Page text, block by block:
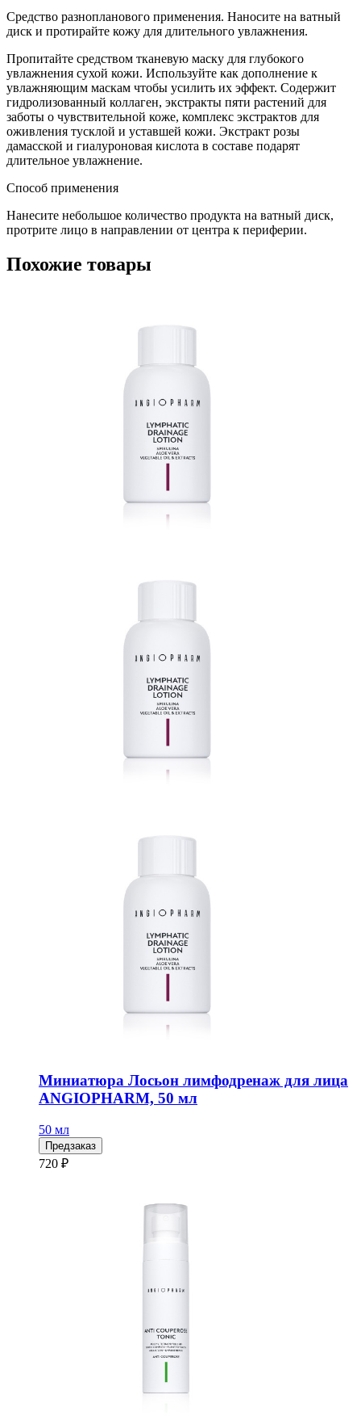
Средство разнопланового применения. Наносите на ватный
диск и протирайте кожу для длительного увлажнения.
Пропитайте средством тканевую маску для глубокого
увлажнения сухой кожи. Используйте как дополнение к
увлажняющим маскам чтобы усилить их эффект. Содержит
гидролизованный коллаген, экстракты пяти растений для
заботы о чувствительной коже, комплекс экстрактов для
оживления тусклой и уставшей кожи. Экстракт розы
дамасской и гиалуроновая кислота в составе подарят
длительное увлажнение.
Способ применения
Нанесите небольшое количество продукта на ватный диск,
протрите лицо в направлении от центра к периферии.
Похожие товары
Миниатюра Лосьон лимфодренаж для лица
ANGIOPHARM, 50 мл
50 мл
Предзаказ
720 ₽